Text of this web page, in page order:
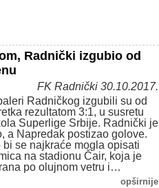
Radnički izgubio od
FK Radnički 30.10.2017.
Radničkog izgubili su od
rezultatom 3:1, u susretu
Superlige Srbije. Radnički je
a Napredak postizao golove.
bi se najkraće mogla opisati
na stadionu Čair, koja je
po olujnom vetru i…
opširnije